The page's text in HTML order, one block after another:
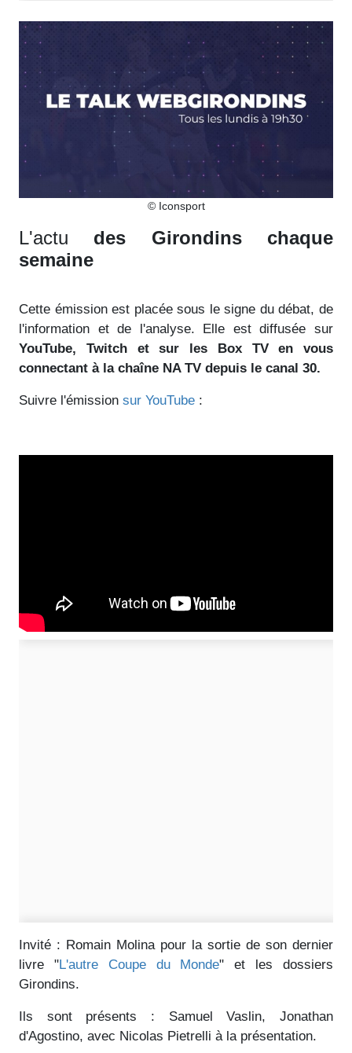
© Iconsport
L'actu des Girondins chaque
semaine
Cette émission est placée sous le signe du débat, de
l'information et de l'analyse. Elle est diffusée sur
YouTube, Twitch et sur les Box TV en vous
connectant à la chaîne NA TV depuis le canal 30.
Suivre l'émission sur YouTube :
Invité : Romain Molina pour la sortie de son dernier
livre "L'autre Coupe du Monde" et les dossiers
Girondins.
Ils sont présents : Samuel Vaslin, Jonathan
d'Agostino, avec Nicolas Pietrelli à la présentation.